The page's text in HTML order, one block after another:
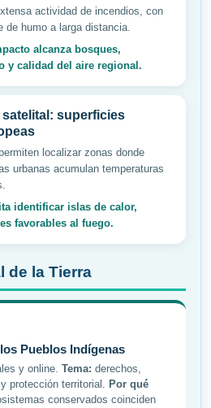
actividad de incendios, con
de humo a larga distancia.
alcanza bosques,
y calidad del aire regional.
superficies
localizar zonas donde
urbanas acumulan temperaturas
identificar islas de calor,
favorables al fuego.
de la Tierra
Pueblos Indígenas
y online. Tema: derechos,
protección territorial. Por qué
conservados coinciden